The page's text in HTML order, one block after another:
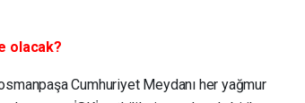
olacak?
Cumhuriyet Meydanı her yağmur